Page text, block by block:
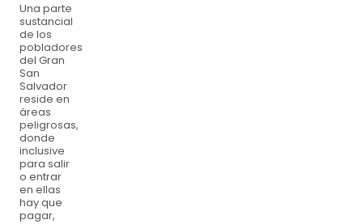
Una parte
sustancial
de los
pobladores
del Gran
San
Salvador
reside en
áreas
peligrosas,
donde
inclusive
para salir
o entrar
en ellas
hay que
pagar,